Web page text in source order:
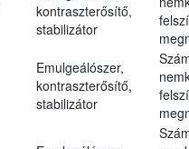
kontraszterősítő,
stabilizátor
Emulgeálószer,
kontraszterősítő,
stabilizátor